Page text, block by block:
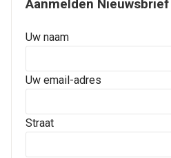
Aanmelden Nieuwsbrief
Uw naam
Uw email-adres
Straat